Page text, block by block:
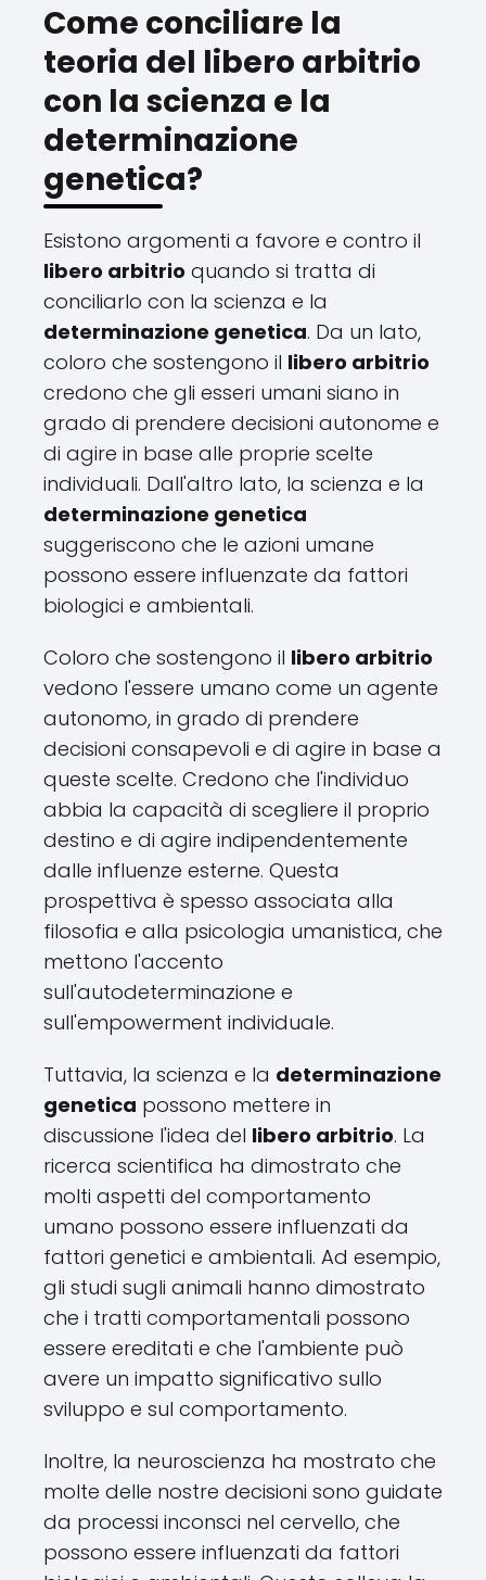
Come conciliare la
teoria del libero arbitrio
con la scienza e la
determinazione
genetica?
Esistono argomenti a favore e contro il
libero arbitrio quando si tratta di
conciliarlo con la scienza e la
determinazione genetica. Da un lato,
coloro che sostengono il libero arbitrio
credono che gli esseri umani siano in
grado di prendere decisioni autonome e
di agire in base alle proprie scelte
individuali. Dall'altro lato, la scienza e la
determinazione genetica
suggeriscono che le azioni umane
possono essere influenzate da fattori
biologici e ambientali.
Coloro che sostengono il libero arbitrio
vedono l'essere umano come un agente
autonomo, in grado di prendere
decisioni consapevoli e di agire in base a
queste scelte. Credono che l'individuo
abbia la capacità di scegliere il proprio
destino e di agire indipendentemente
dalle influenze esterne. Questa
prospettiva è spesso associata alla
filosofia e alla psicologia umanistica, che
mettono l'accento
sull'autodeterminazione e
sull'empowerment individuale.
Tuttavia, la scienza e la determinazione
genetica possono mettere in
discussione l'idea del libero arbitrio. La
ricerca scientifica ha dimostrato che
molti aspetti del comportamento
umano possono essere influenzati da
fattori genetici e ambientali. Ad esempio,
gli studi sugli animali hanno dimostrato
che i tratti comportamentali possono
essere ereditati e che l'ambiente può
avere un impatto significativo sullo
sviluppo e sul comportamento.
Inoltre, la neuroscienza ha mostrato che
molte delle nostre decisioni sono guidate
da processi inconsci nel cervello, che
possono essere influenzati da fattori